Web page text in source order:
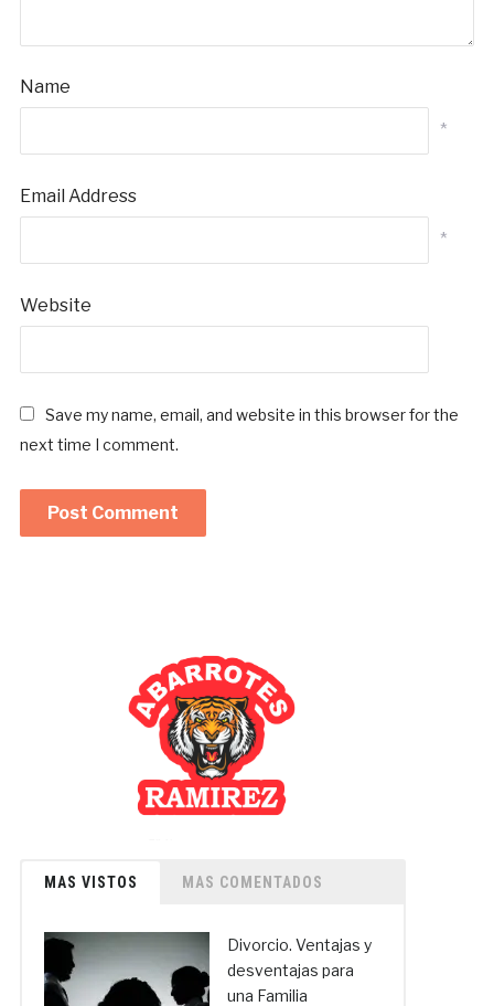
Name
*
Email Address
*
Website
Save my name, email, and website in this browser for the
next time I comment.
MAS VISTOS MAS COMENTADOS
Divorcio. Ventajas y
desventajas para
una Familia